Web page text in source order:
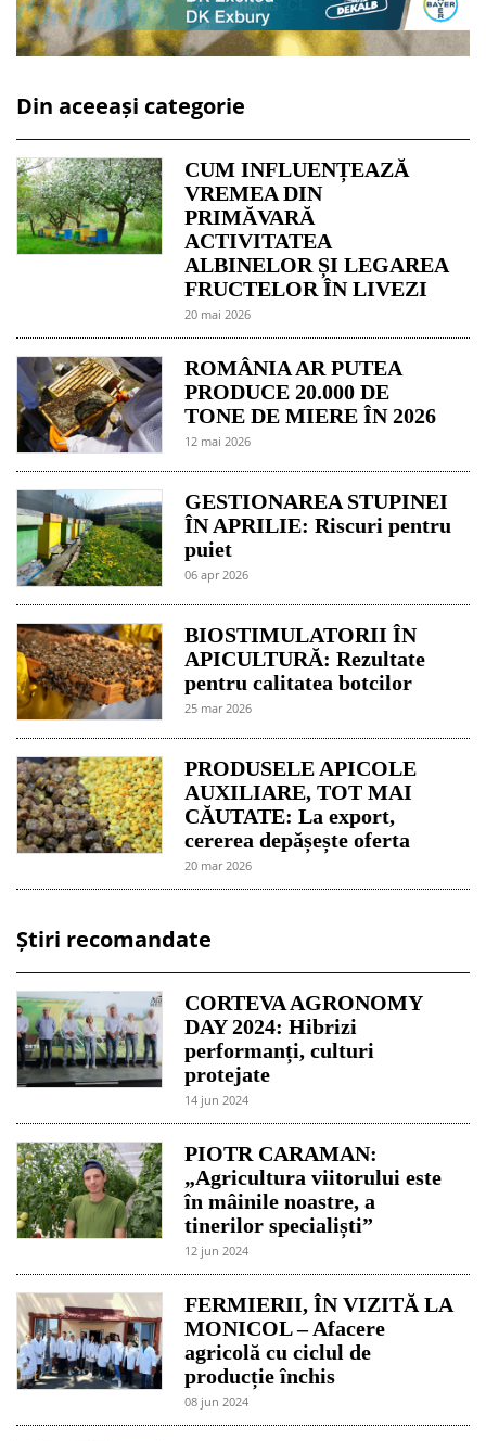
Din aceeași categorie
CUM INFLUENȚEAZĂ
VREMEA DIN
PRIMĂVARĂ
ACTIVITATEA
ALBINELOR ȘI LEGAREA
FRUCTELOR ÎN LIVEZI
20 mai 2026
ROMÂNIA AR PUTEA
PRODUCE 20.000 DE
TONE DE MIERE ÎN 2026
12 mai 2026
GESTIONAREA STUPINEI
ÎN APRILIE: Riscuri pentru
puiet
06 apr 2026
BIOSTIMULATORII ÎN
APICULTURĂ: Rezultate
pentru calitatea botcilor
25 mar 2026
PRODUSELE APICOLE
AUXILIARE, TOT MAI
CĂUTATE: La export,
cererea depășește oferta
20 mar 2026
Știri recomandate
CORTEVA AGRONOMY
DAY 2024: Hibrizi
performanți, culturi
protejate
14 jun 2024
PIOTR CARAMAN:
„Agricultura viitorului este
în mâinile noastre, a
tinerilor specialiști”
12 jun 2024
FERMIERII, ÎN VIZITĂ LA
MONICOL – Afacere
agricolă cu ciclul de
producție închis
08 jun 2024